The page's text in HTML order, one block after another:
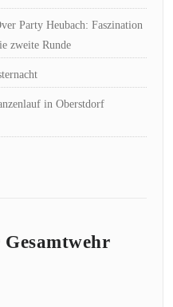
Party Heubach: Faszination
zweite Runde
in Oberstdorf